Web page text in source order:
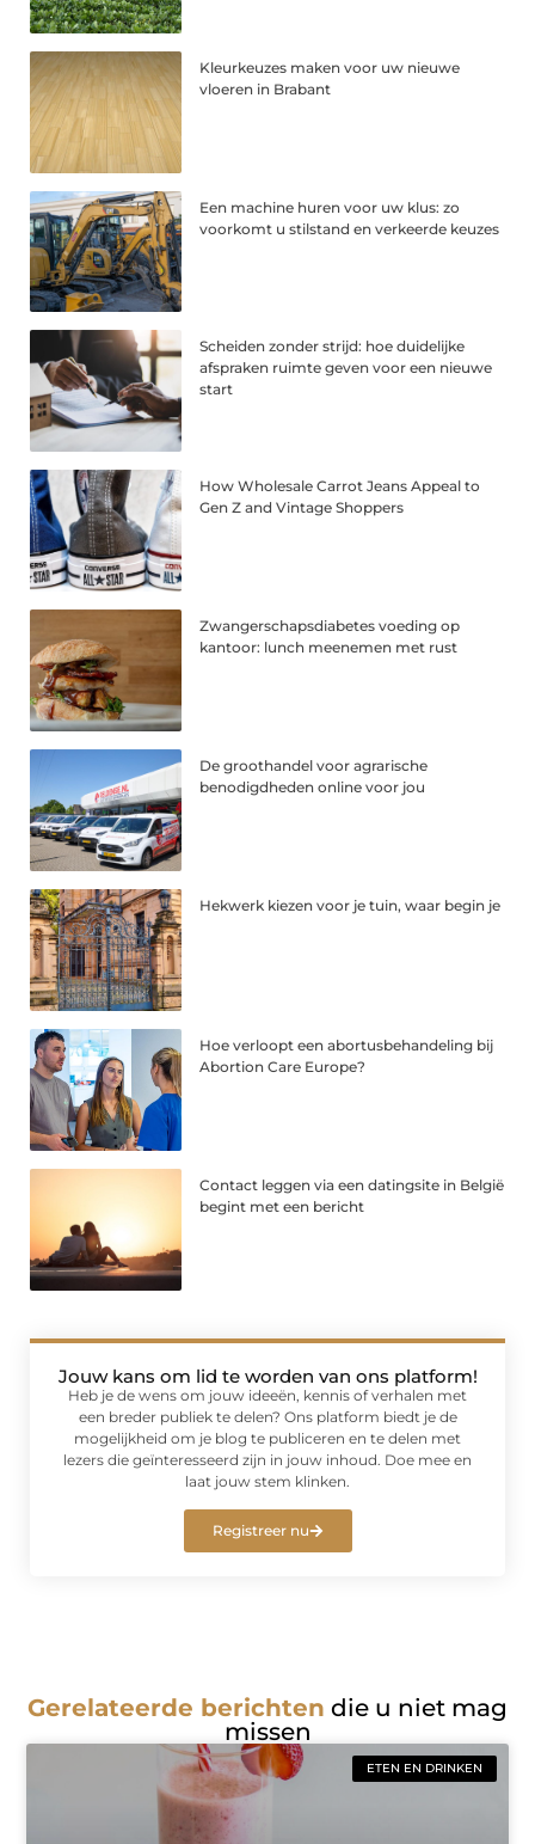
Kleurkeuzes maken voor uw nieuwe
vloeren in Brabant
Een machine huren voor uw klus: zo
voorkomt u stilstand en verkeerde keuzes
Scheiden zonder strijd: hoe duidelijke
afspraken ruimte geven voor een nieuwe
start
How Wholesale Carrot Jeans Appeal to
Gen Z and Vintage Shoppers
Zwangerschapsdiabetes voeding op
kantoor: lunch meenemen met rust
De groothandel voor agrarische
benodigdheden online voor jou
Hekwerk kiezen voor je tuin, waar begin je
Hoe verloopt een abortusbehandeling bij
Abortion Care Europe?
Contact leggen via een datingsite in België
begint met een bericht
Jouw kans om lid te worden van ons platform!
Heb je de wens om jouw ideeën, kennis of verhalen met
een breder publiek te delen? Ons platform biedt je de
mogelijkheid om je blog te publiceren en te delen met
lezers die geïnteresseerd zijn in jouw inhoud. Doe mee en
laat jouw stem klinken.
Registreer nu
Gerelateerde berichten die u niet mag
missen
ETEN EN DRINKEN